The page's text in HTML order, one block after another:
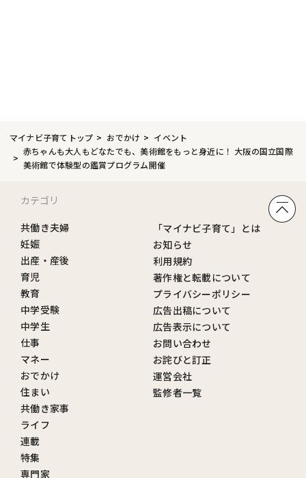
マイナビ子育てトップ おでかけ
イベント
赤ちゃんも大人もどなたでも、美術館をもっと身近に！ 大阪の国立国際
美術館で体験型の鑑賞プログラム開催
カテゴリ
共働き夫婦
妊娠
出産・産後
育児
教育
中学受験
中学生
仕事
マネー
おでかけ
住まい
共働き家事
ライフ
連載
特集
専門家
「マイナビ子育て」とは
お知らせ
利用規約
著作権と転載について
プライバシーポリシー
広告出稿について
広告表示について
お問い合わせ
お詫びと訂正
運営会社
監修者一覧